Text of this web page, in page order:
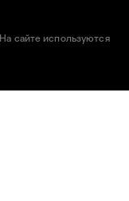
На сайте используются